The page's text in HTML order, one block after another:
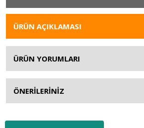
ÜRÜN AÇIKLAMASI
ÜRÜN YORUMLARI
ÖNERİLERİNİZ